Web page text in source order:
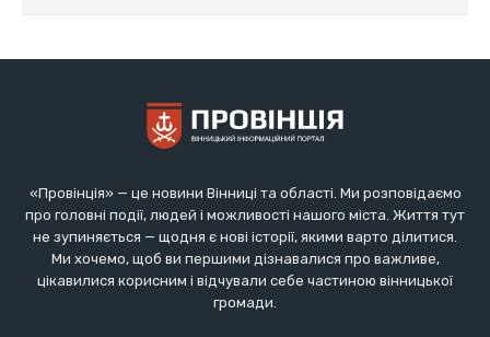
«Провінція» — це новини Вінниці та області. Ми розповідаємо
про головні події, людей і можливості нашого міста. Життя тут
не зупиняється — щодня є нові історії, якими варто ділитися.
Ми хочемо, щоб ви першими дізнавалися про важливе,
цікавилися корисним і відчували себе частиною вінницької
громади.